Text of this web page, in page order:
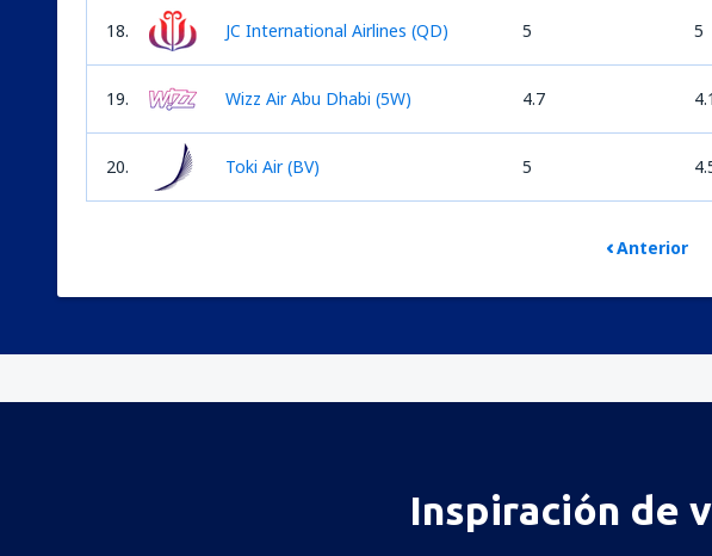
18. JC International Airlines (QD) 5 5
19. Wizz Air Abu Dhabi (5W) 4.7 4.1
20. Toki Air (BV) 5
Anterior
Inspiración de